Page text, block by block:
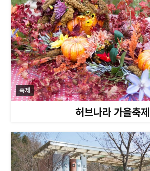
허브나라 가을축제
축제